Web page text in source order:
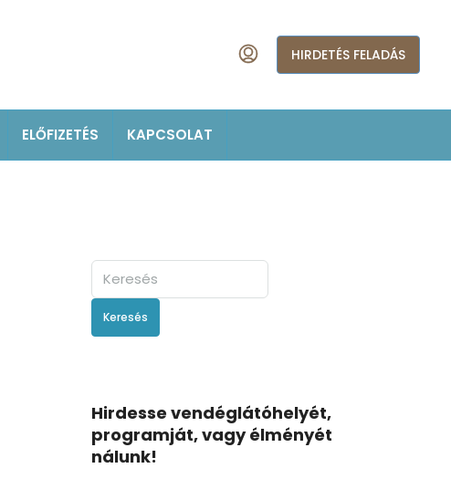
HIRDETÉS FELADÁS
ELŐFIZETÉS KAPCSOLAT
Keresés
Hirdesse vendéglátóhelyét,
programját, vagy élményét
nálunk!